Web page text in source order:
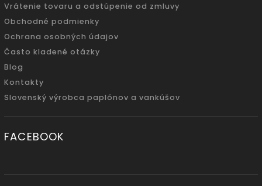
Vrátenie tovaru a odstúpenie od zmluvy
Obchodné podmienky
Ochrana osobných údajov
Často kladené otázky
Blog
Kontakty
Slovenský výrobca paplónov a vankúšov
FACEBOOK